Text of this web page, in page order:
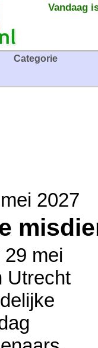
Vandaag
Categorie
mei
mei
Utrecht